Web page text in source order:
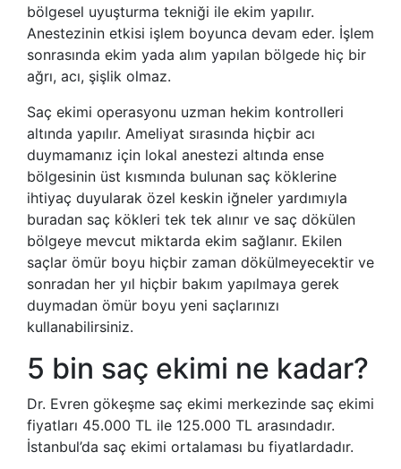
bölgesel uyuşturma tekniği ile ekim yapılır.
Anestezinin etkisi işlem boyunca devam eder. İşlem
sonrasında ekim yada alım yapılan bölgede hiç bir
ağrı, acı, şişlik olmaz.
Saç ekimi operasyonu uzman hekim kontrolleri
altında yapılır. Ameliyat sırasında hiçbir acı
duymamanız için lokal anestezi altında ense
bölgesinin üst kısmında bulunan saç köklerine
ihtiyaç duyularak özel keskin iğneler yardımıyla
buradan saç kökleri tek tek alınır ve saç dökülen
bölgeye mevcut miktarda ekim sağlanır. Ekilen
saçlar ömür boyu hiçbir zaman dökülmeyecektir ve
sonradan her yıl hiçbir bakım yapılmaya gerek
duymadan ömür boyu yeni saçlarınızı
kullanabilirsiniz.
5 bin saç ekimi ne kadar?
Dr. Evren gökeşme saç ekimi merkezinde saç ekimi
fiyatları 45.000 TL ile 125.000 TL arasındadır.
İstanbul’da saç ekimi ortalaması bu fiyatlardadır.